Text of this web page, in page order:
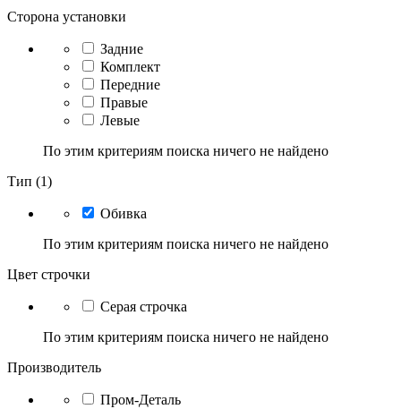
Сторона установки
Задние
Комплект
Передние
Правые
Левые
По этим критериям поиска ничего не найдено
Тип (1)
Обивка
По этим критериям поиска ничего не найдено
Цвет строчки
Серая строчка
По этим критериям поиска ничего не найдено
Производитель
Пром-Деталь